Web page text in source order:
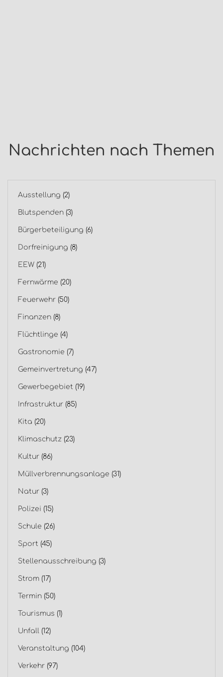
Nachrichten nach Themen
Ausstellung (2)
Blutspenden (3)
Bürgerbeteiligung (6)
Dorfreinigung (8)
EEW (21)
Fernwärme (20)
Feuerwehr (50)
Finanzen (8)
Flüchtlinge (4)
Gastronomie (7)
Gemeinvertretung (47)
Gewerbegebiet (19)
Infrastruktur (85)
Kita (20)
Klimaschutz (23)
Kultur (86)
Müllverbrennungsanlage (31)
Natur (3)
Polizei (15)
Schule (26)
Sport (45)
Stellenausschreibung (3)
Strom (17)
Termin (50)
Tourismus (1)
Unfall (12)
Veranstaltung (104)
Verkehr (97)